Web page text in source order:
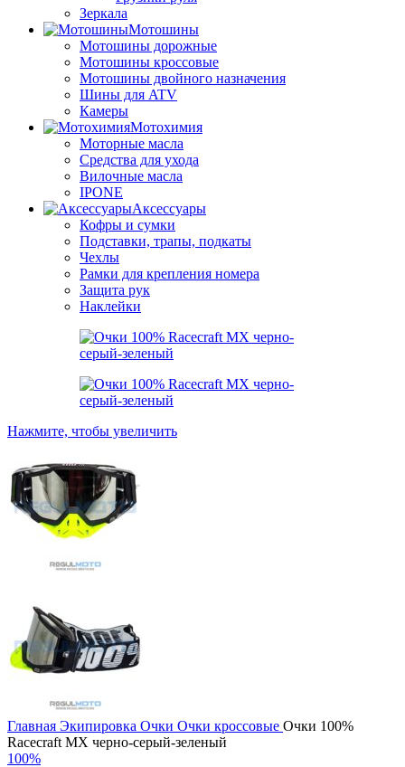
Зеркала
Мотошины
Мотошины дорожные
Мотошины кроссовые
Мотошины двойного назначения
Шины для ATV
Камеры
Мотохимия
Моторные масла
Средства для ухода
Вилочные масла
IPONE
Аксессуары
Кофры и сумки
Подставки, трапы, подкаты
Чехлы
Рамки для крепления номера
Защита рук
Наклейки
Нажмите, чтобы увеличить
Главная Экипировка Очки Очки кроссовые Очки 100%
Racecraft MX черно-серый-зеленый
100%